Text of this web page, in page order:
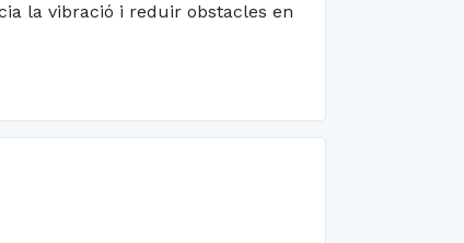
la vibració i reduir obstacles en